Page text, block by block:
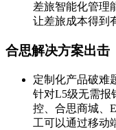
差旅智能化管理
让差旅成本得到
合思解决方案出击
定制化产品破难
针对L5级无需报
控、合思商城、
工可以通过移动